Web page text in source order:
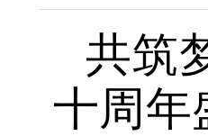
共筑
十周年